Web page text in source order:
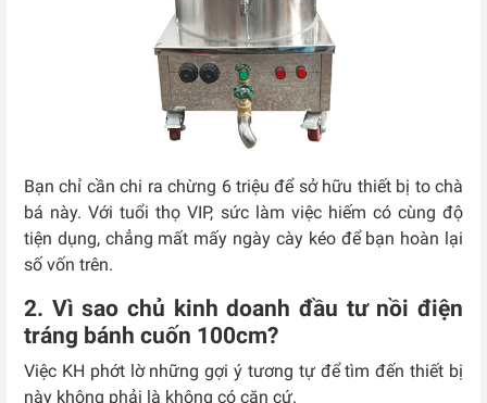
Bạn chỉ cần chi ra chừng 6 triệu để sở hữu thiết bị to chà
bá này. Với tuổi thọ VIP, sức làm việc hiếm có cùng độ
tiện dụng, chẳng mất mấy ngày cày kéo để bạn hoàn lại
số vốn trên.
2. Vì sao chủ kinh doanh đầu tư nồi điện
tráng bánh cuốn 100cm?
Việc KH phớt lờ những gợi ý tương tự để tìm đến thiết bị
này không phải là không có căn cứ.